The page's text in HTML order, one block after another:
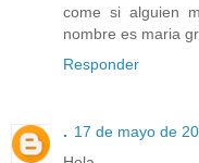
come si alguien
nombre es maria
Responder
. 17 de mayo de